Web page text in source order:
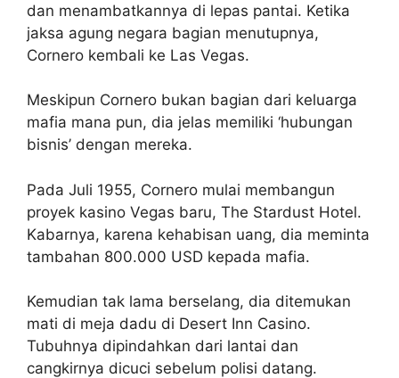
dan menambatkannya di lepas pantai. Ketika
jaksa agung negara bagian menutupnya,
Cornero kembali ke Las Vegas.
Meskipun Cornero bukan bagian dari keluarga
mafia mana pun, dia jelas memiliki ‘hubungan
bisnis’ dengan mereka.
Pada Juli 1955, Cornero mulai membangun
proyek kasino Vegas baru, The Stardust Hotel.
Kabarnya, karena kehabisan uang, dia meminta
tambahan 800.000 USD kepada mafia.
Kemudian tak lama berselang, dia ditemukan
mati di meja dadu di Desert Inn Casino.
Tubuhnya dipindahkan dari lantai dan
cangkirnya dicuci sebelum polisi datang.